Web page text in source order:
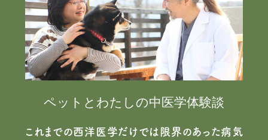
ペットとわたしの中医学体験談
これまでの西洋医学だけでは限界のあった病気